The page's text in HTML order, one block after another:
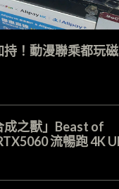
持！動漫聯乘都玩
成之獸」Beast of
流暢跑 4K